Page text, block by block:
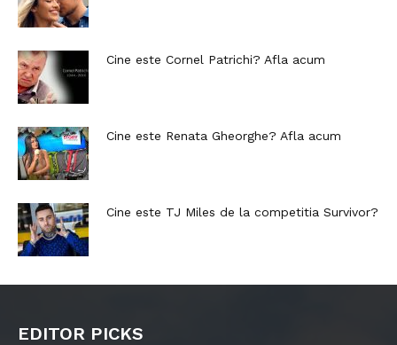
Cine este Cornel Patrichi? Afla acum
Cine este Renata Gheorghe? Afla acum
Cine este TJ Miles de la competitia Survivor?
EDITOR PICKS